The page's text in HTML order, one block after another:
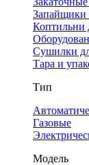
Запайщики
Коптильни
Сушилки
Тара и
Тип
Газовые
Модель